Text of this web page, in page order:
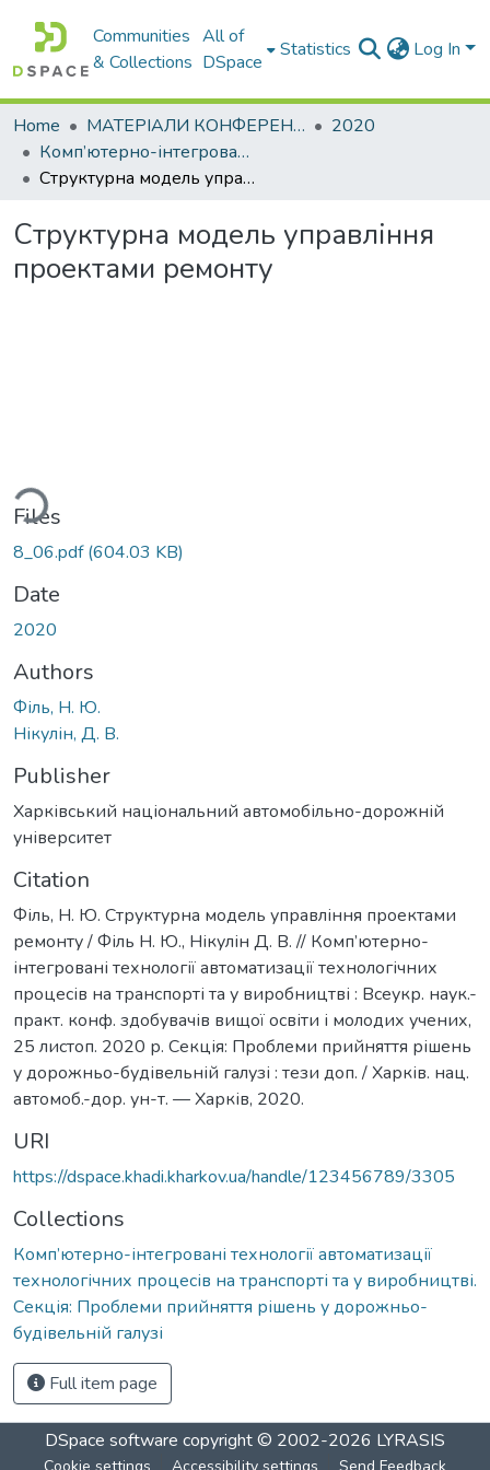
Communities
& Collections
All of
DSpace
Statistics Log In
Home МАТЕРІАЛИ КОНФЕРЕНЦІЙ
2020
Комп’ютерно-інтегровані технології автоматизації технологічних процесів на транспорті та у виробництві. Секція: Проблеми прийняття рішень у дорожньо-будівельній галузі
Структурна модель управління проектами ремонту
Структурна модель управління
проектами ремонту
Files
8_06.pdf(604.03 KB)
Date
2020
Authors
Філь, Н. Ю.
Нікулін, Д. В.
Publisher
Харківський національний автомобільно-дорожній
університет
Citation
Філь, Н. Ю. Структурна модель управління проектами
ремонту / Філь Н. Ю., Нікулін Д. В. // Комп’ютерно-
інтегровані технології автоматизації технологічних
процесів на транспорті та у виробництві : Всеукр. наук.-
практ. конф. здобувачів вищої освіти і молодих учених,
25 листоп. 2020 р. Секція: Проблеми прийняття рішень
у дорожньо-будівельній галузі : тези доп. / Харків. нац.
автомоб.-дор. ун-т. — Харків, 2020.
URI
https://dspace.khadi.kharkov.ua/handle/123456789/3305
Collections
Комп’ютерно-інтегровані технології автоматизації
технологічних процесів на транспорті та у виробництві.
Секція: Проблеми прийняття рішень у дорожньо-
будівельній галузі
Full item page
DSpace software copyright © 2002-2026 LYRASIS